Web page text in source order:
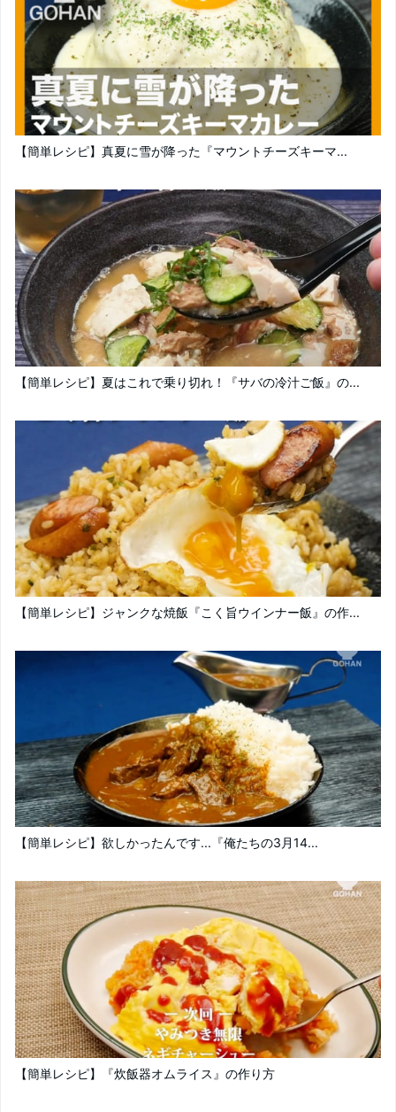
【簡単レシピ】真夏に雪が降った『マウントチーズキーマ...
【簡単レシピ】夏はこれで乗り切れ！『サバの冷汁ご飯』の...
【簡単レシピ】ジャンクな焼飯『こく旨ウインナー飯』の作...
【簡単レシピ】欲しかったんです...『俺たちの3月14...
【簡単レシピ】『炊飯器オムライス』の作り方